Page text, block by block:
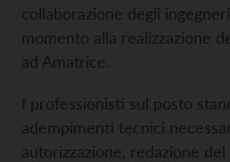
collaborazione degli
momento alla realizzazione
ad Amatrice.
I professionisti sul posto
adempimenti tecnici
autorizzazione, redazione